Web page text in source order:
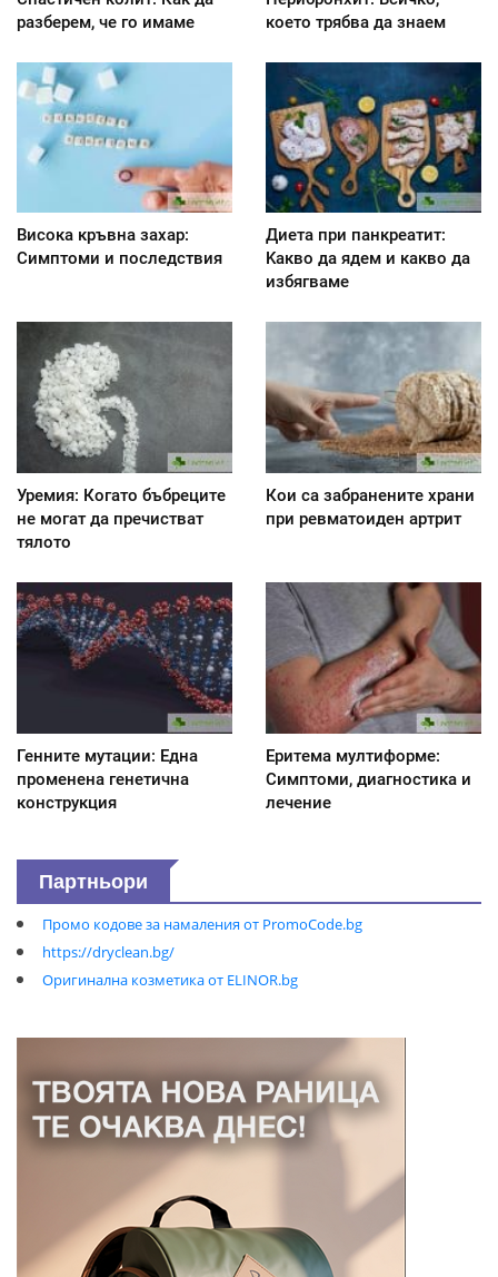
разберем, че го имаме
което трябва да знаем
Висока кръвна захар:
Симптоми и последствия
Диета при панкреатит:
Kакво да ядем и какво да
избягваме
Уремия: Когато бъбреците
не могат да пречистват
тялото
Кои са забранените храни
при ревматоиден артрит
Генните мутации: Една
променена генетична
конструкция
Еритема мултиформе:
Симптоми, диагностика и
лечение
Партньори
Промо кодове за намаления от PromoCode.bg
https://dryclean.bg/
Оригинална козметика от ELINOR.bg